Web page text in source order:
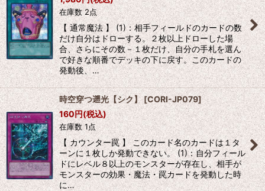
在庫数 2点
【 通常魔法 】 (1)：相手フィールドのカードの数
だけ自分はドローする。２枚以上ドローした場
合、さらにその数－１枚だけ、自分の手札を選ん
で好きな順番でデッキの下に戻す。このカードの
発動後、…
時空穿つ遡光【シク】 [CORI-JP079]
160円(税込)
在庫数 1点
【 カウンター罠 】 このカード名のカードは１タ
ーンに１枚しか発動できない。 (1)：自分フィール
ドにレベル８以上のモンスターが存在し、相手が
モンスターの効果・魔法・罠カードを発動した時
に…